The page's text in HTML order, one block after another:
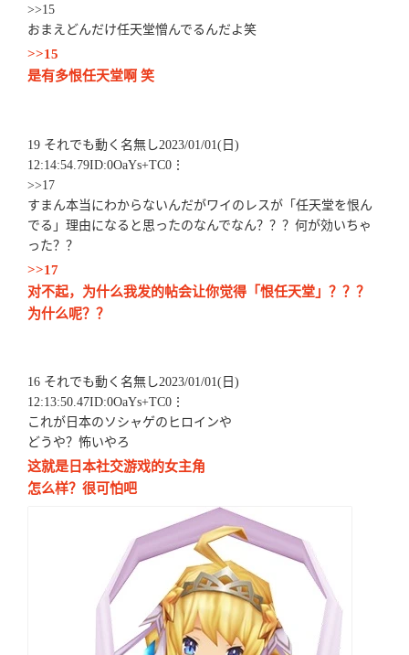
>>15
おまえどんだけ任天堂憎んでるんだよ笑
>>15
是有多恨任天堂啊 笑
19 それでも動く名無し2023/01/01(日)
12:14:54.79ID:0OaYs+TC0⋮
>>17
すまん本当にわからないんだがワイのレスが「任天堂を恨ん
でる」理由になると思ったのなんでなん？？？何が効いちゃ
った？？
>>17
对不起，为什么我发的帖会让你觉得「恨任天堂」？？？
为什么呢？？
16 それでも動く名無し2023/01/01(日)
12:13:50.47ID:0OaYs+TC0⋮
これが日本のソシャゲのヒロインや
どうや？怖いやろ
这就是日本社交游戏的女主角
怎么样？很可怕吧